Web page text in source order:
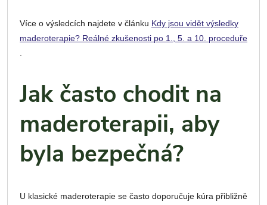
Více o výsledcích najdete v článku Kdy jsou vidět výsledky
maderoterapie? Reálné zkušenosti po 1., 5. a 10. proceduře
Jak často chodit na
maderoterapii, aby
byla bezpečná?
U klasické maderoterapie se často doporučuje kúra přibližně